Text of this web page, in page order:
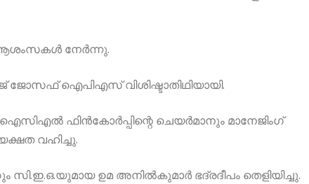
നേർന്നു.
ജോസഫ് ഐപിഎസ് വിശിഷ്ടാതിഥിയായി.
ഫിൻകോർപ്പിന്റെ ചെയർമാനും മാനേജിംഗ്
വഹിച്ചു.
ഉമ അനിൽകുമാർ ഭദ്രദീപം തെളിയിച്ചു.